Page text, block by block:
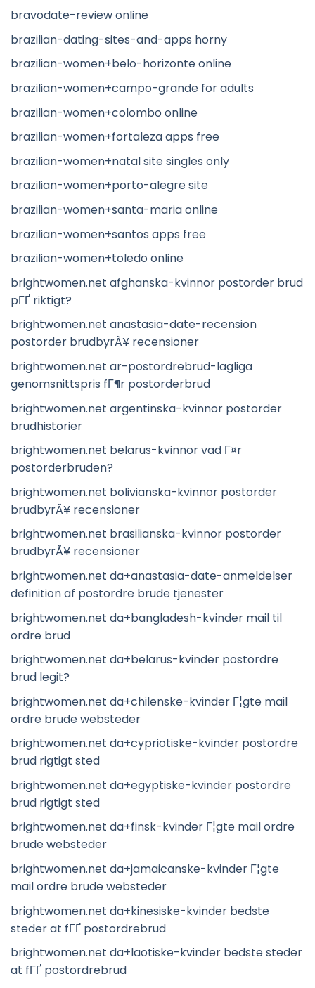
bravodate-review online
brazilian-dating-sites-and-apps horny
brazilian-women+belo-horizonte online
brazilian-women+campo-grande for adults
brazilian-women+colombo online
brazilian-women+fortaleza apps free
brazilian-women+natal site singles only
brazilian-women+porto-alegre site
brazilian-women+santa-maria online
brazilian-women+santos apps free
brazilian-women+toledo online
brightwomen.net afghanska-kvinnor postorder brud
pГҐ riktigt?
brightwomen.net anastasia-date-recension
postorder brudbyrÃ¥ recensioner
brightwomen.net ar-postordrebrud-lagliga
genomsnittspris fГ¶r postorderbrud
brightwomen.net argentinska-kvinnor postorder
brudhistorier
brightwomen.net belarus-kvinnor vad Г¤r
postorderbruden?
brightwomen.net bolivianska-kvinnor postorder
brudbyrÃ¥ recensioner
brightwomen.net brasilianska-kvinnor postorder
brudbyrÃ¥ recensioner
brightwomen.net da+anastasia-date-anmeldelser
definition af postordre brude tjenester
brightwomen.net da+bangladesh-kvinder mail til
ordre brud
brightwomen.net da+belarus-kvinder postordre
brud legit?
brightwomen.net da+chilenske-kvinder Г¦gte mail
ordre brude websteder
brightwomen.net da+cypriotiske-kvinder postordre
brud rigtigt sted
brightwomen.net da+egyptiske-kvinder postordre
brud rigtigt sted
brightwomen.net da+finsk-kvinder Г¦gte mail ordre
brude websteder
brightwomen.net da+jamaicanske-kvinder Г¦gte
mail ordre brude websteder
brightwomen.net da+kinesiske-kvinder bedste
steder at fГҐ postordrebrud
brightwomen.net da+laotiske-kvinder bedste steder
at fГҐ postordrebrud